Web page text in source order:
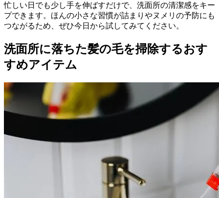
忙しい日でも少し手を伸ばすだけで、洗面所の清潔感をキー
プできます。ほんの小さな習慣が詰まりやヌメリの予防にも
つながるため、ぜひ今日から試してみてください。
洗面所に落ちた髪の毛を掃除するおす
すめアイテム